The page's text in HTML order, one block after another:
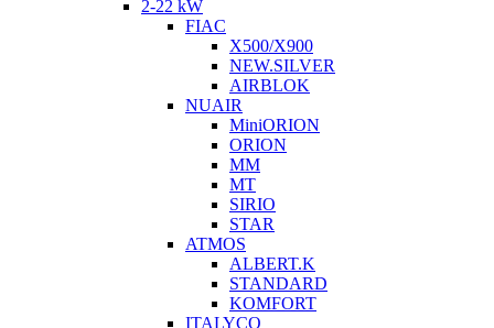
2-22 kW
FIAC
X500/X900
NEW.SILVER
AIRBLOK
NUAIR
MiniORION
ORION
MM
MT
SIRIO
STAR
ATMOS
ALBERT.K
STANDARD
KOMFORT
ITALYCO